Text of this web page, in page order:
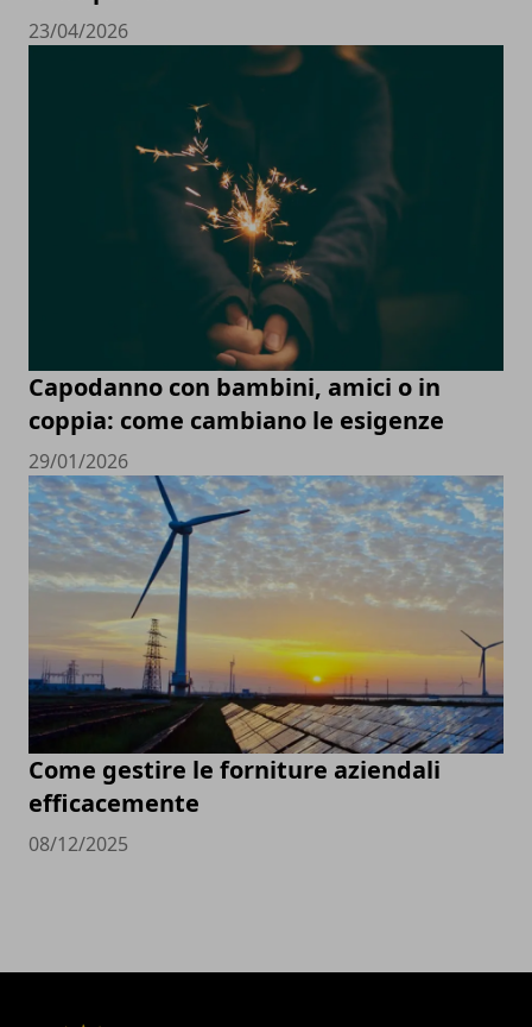
23/04/2026
Capodanno con bambini, amici o in
coppia: come cambiano le esigenze
29/01/2026
Come gestire le forniture aziendali
efficacemente
08/12/2025